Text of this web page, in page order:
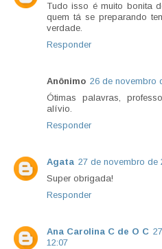
Tudo isso é muito bonita
quem tá se preparando
verdade.
Responder
Anônimo 26 de novembro
Ótimas palavras,
alívio.
Responder
Agata 27 de novembro de
Super obrigada!
Responder
Ana Carolina C de O C
12:07